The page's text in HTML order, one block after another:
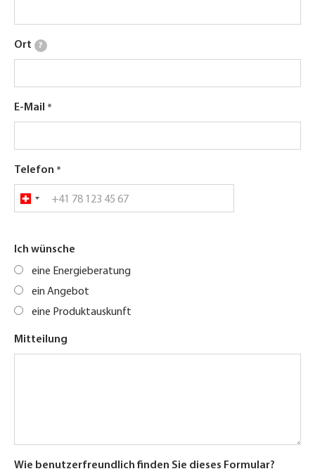
Ort ?
E-Mail
Telefon
Ich wünsche
eine Energieberatung
ein Angebot
eine Produktauskunft
Mitteilung
Wie benutzerfreundlich finden Sie dieses Formular?